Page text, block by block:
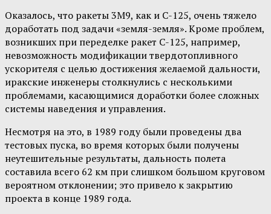
Оказалось, что ракеты 3M9, как и С-125, очень тяжело
доработать под задачи «земля-земля». Кроме проблем,
возникших при переделке ракет С-125, например,
невозможность модификации твердотопливного
ускорителя с целью достижения желаемой дальности,
иракские инженеры столкнулись с несколькими
проблемами, касающимися доработки более сложных
системы наведения и управления.
Несмотря на это, в 1989 году были проведены два
тестовых пуска, во время которых были получены
неутешительные результаты, дальность полета
составила всего 62 км при слишком большом круговом
вероятном отклонении; это привело к закрытию
проекта в конце 1989 года.